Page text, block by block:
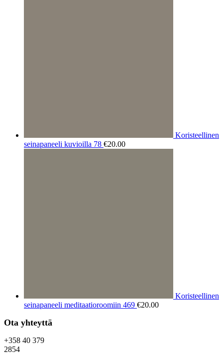
Koristeellinen
seinapaneeli kuvioilla 78 €20.00
Koristeellinen
seinapaneeli meditaatioroomiin 469 €20.00
Ota yhteyttä
+358 40 379
2854